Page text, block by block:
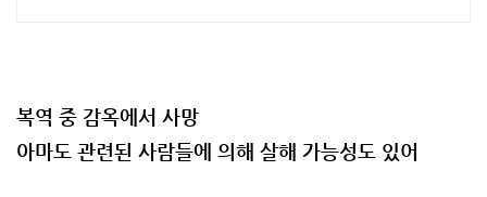
복역 중 감옥에서 사망
아마도 관련된 사람들에 의해 살해 가능성도 있어